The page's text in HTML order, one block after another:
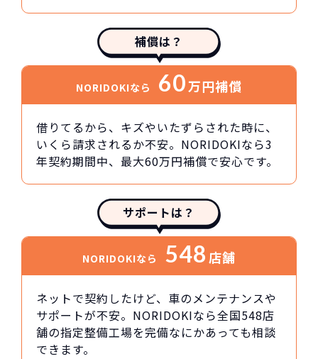
補償は？
NORIDOKIなら 60万円補償
借りてるから、キズやいたずらされた時に、
いくら請求されるか不安。NORIDOKIなら3
年契約期間中、最大60万円補償で安心です。
サポートは？
NORIDOKIなら 548店舗
ネットで契約したけど、車のメンテナンスや
サポートが不安。NORIDOKIなら全国548店
舗の指定整備工場を完備なにかあっても相談
できます。